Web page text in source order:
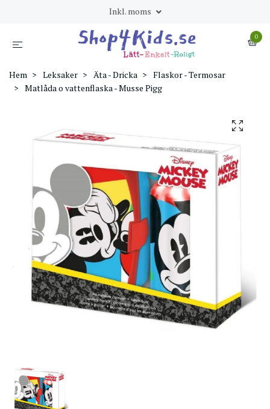
Inkl. moms
0
Hem Leksaker Äta - Dricka
Flaskor - Termosar
Matlåda o vattenflaska - Musse Pigg